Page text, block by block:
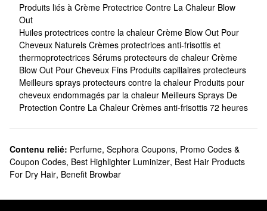
Produits liés à Crème Protectrice Contre La Chaleur Blow
Out
Huiles protectrices contre la chaleur Crème Blow Out Pour
Cheveux Naturels Crèmes protectrices anti-frisottis et
thermoprotectrices Sérums protecteurs de chaleur Crème
Blow Out Pour Cheveux Fins Produits capillaires protecteurs
Meilleurs sprays protecteurs contre la chaleur Produits pour
cheveux endommagés par la chaleur Meilleurs Sprays De
Protection Contre La Chaleur Crèmes anti-frisottis 72 heures
Contenu relié: Perfume, Sephora Coupons, Promo Codes &
Coupon Codes, Best Highlighter Luminizer, Best Hair Products
For Dry Hair, Benefit Browbar